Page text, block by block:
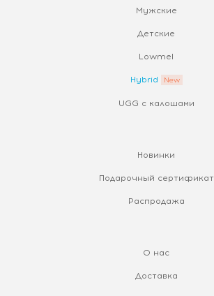
Мужские
Детские
Lowmel
Hybrid
UGG с калошами
Новинки
Подарочный сертификат
Распродажа
О нас
Доставка